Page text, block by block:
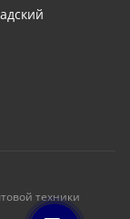
техники